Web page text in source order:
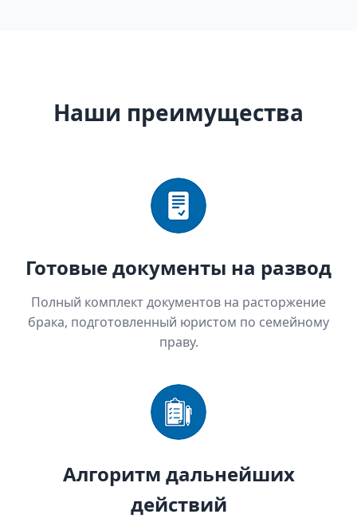
Наши преимущества
Готовые документы на развод
Полный комплект документов на расторжение
брака, подготовленный юристом по семейному
праву.
Алгоритм дальнейших
действий